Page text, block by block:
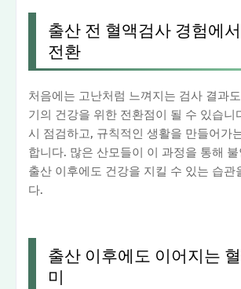
출산 전 혈액검사 경험에
전환
처음에는 고난처럼 느껴지는 검사 결과
기의 건강을 위한 전환점이 될 수 있습니
시 점검하고, 규칙적인 생활을 만들어가
합니다. 많은 산모들이 이 과정을 통해
출산 이후에도 건강을 지킬 수 있는 습관
다.
출산 이후에도 이어지는
미